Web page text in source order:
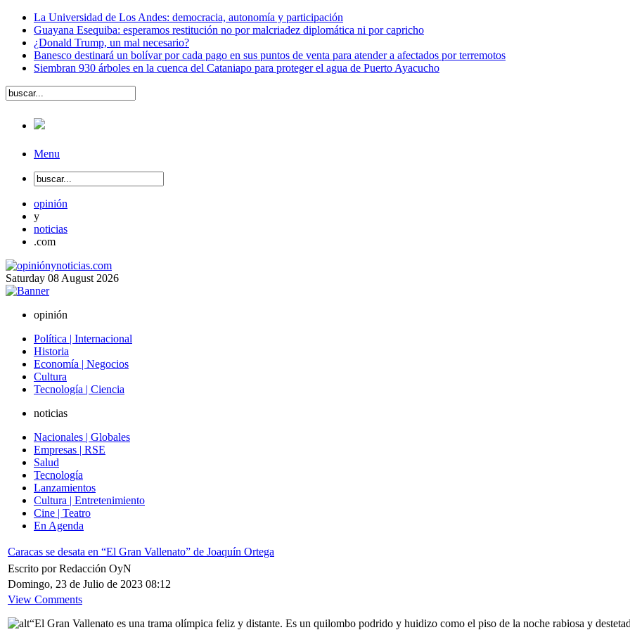
La Universidad de Los Andes: democracia, autonomía y participación
Guayana Esequiba: esperamos restitución no por malcriadez diplomática ni por capricho
¿Donald Trump, un mal necesario?
Banesco destinará un bolívar por cada pago en sus puntos de venta para atender a afectados por terremotos
Siembran 930 árboles en la cuenca del Cataniapo para proteger el agua de Puerto Ayacucho
Menu
opinión
y
noticias
.com
Saturday 08 August 2026
opinión
Política | Internacional
Historia
Economía | Negocios
Cultura
Tecnología | Ciencia
noticias
Nacionales | Globales
Empresas | RSE
Salud
Tecnología
Lanzamientos
Cultura | Entretenimiento
Cine | Teatro
En Agenda
Caracas se desata en “El Gran Vallenato” de Joaquín Ortega
Escrito por Redacción OyN
Domingo, 23 de Julio de 2023 08:12
View Comments
“El Gran Vallenato es una trama olímpica feliz y distante. Es un quilombo podrido y huidizo como el piso de la noche rabiosa y